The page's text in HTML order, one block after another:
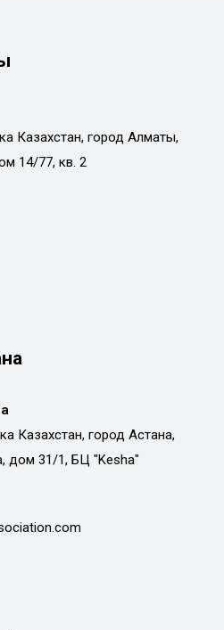
Казахстан, город Алматы,
14/77, кв. 2
Казахстан, город Астана,
дом 31/1, БЦ "Kesha"